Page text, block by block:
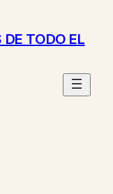
TODO EL